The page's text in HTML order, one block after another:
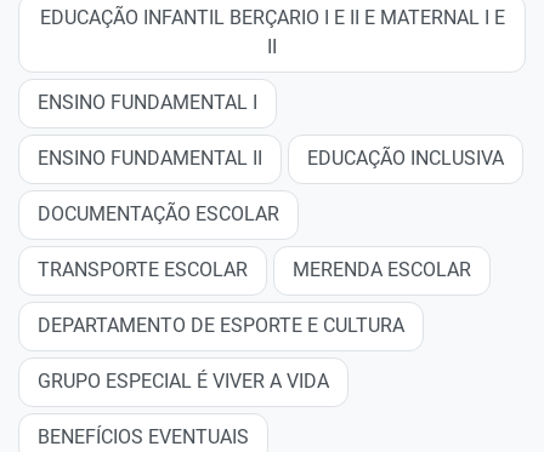
EDUCAÇÃO INFANTIL BERÇARIO I E II E MATERNAL I E
ENSINO FUNDAMENTAL I
ENSINO FUNDAMENTAL II EDUCAÇÃO INCLUSIVA
DOCUMENTAÇÃO ESCOLAR
TRANSPORTE ESCOLAR MERENDA ESCOLAR
DEPARTAMENTO DE ESPORTE E CULTURA
GRUPO ESPECIAL É VIVER A VIDA
BENEFÍCIOS EVENTUAIS